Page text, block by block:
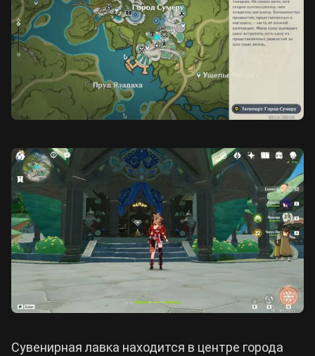
Сувенирная лавка находится в центре города